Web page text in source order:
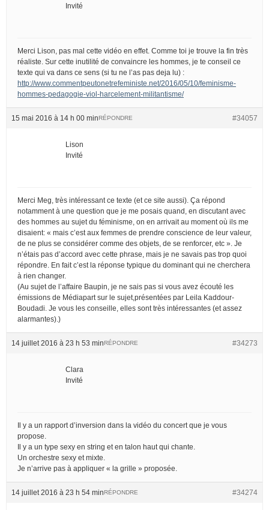
Invité
Merci Lison, pas mal cette vidéo en effet. Comme toi je trouve la fin très
réaliste. Sur cette inutilité de convaincre les hommes, je te conseil ce
texte qui va dans ce sens (si tu ne l’as pas deja lu) :
http://www.commentpeutonetrefeministe.net/2016/05/10/feminisme-
hommes-pedagogie-viol-harcelement-militantisme/
15 mai 2016 à 14 h 00 min #34057
RÉPONDRE
Lison
Invité
Merci Meg, très intéressant ce texte (et ce site aussi). Ça répond
notamment à une question que je me posais quand, en discutant avec
des hommes au sujet du féminisme, on en arrivait au moment où ils me
disaient: « mais c’est aux femmes de prendre conscience de leur valeur,
de ne plus se considérer comme des objets, de se renforcer, etc ». Je
n’étais pas d’accord avec cette phrase, mais je ne savais pas trop quoi
répondre. En fait c’est la réponse typique du dominant qui ne cherchera
à rien changer.
(Au sujet de l’affaire Baupin, je ne sais pas si vous avez écouté les
émissions de Médiapart sur le sujet,présentées par Leila Kaddour-
Boudadi. Je vous les conseille, elles sont très intéressantes (et assez
alarmantes).)
14 juillet 2016 à 23 h 53 min #34273
RÉPONDRE
Clara
Invité
Il y a un rapport d’inversion dans la vidéo du concert que je vous
propose.
Il y a un type sexy en string et en talon haut qui chante.
Un orchestre sexy et mixte.
Je n’arrive pas à appliquer « la grille » proposée.
14 juillet 2016 à 23 h 54 min #34274
RÉPONDRE